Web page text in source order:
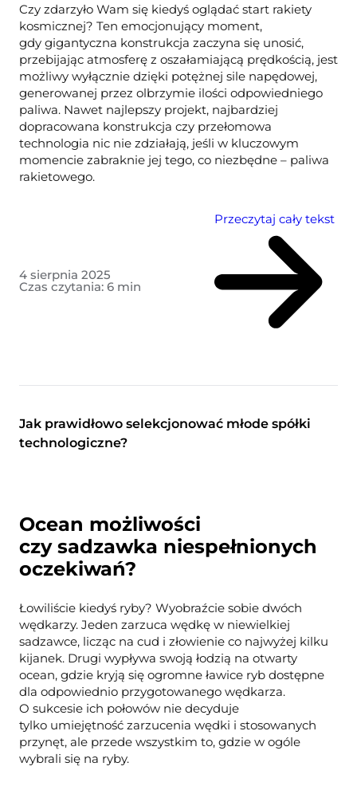
Czy zdarzyło Wam się kiedyś oglądać start rakiety
kosmicznej? Ten emocjonujący moment,
gdy gigantyczna konstrukcja zaczyna się unosić,
przebijając atmosferę z oszałamiającą prędkością, jest
możliwy wyłącznie dzięki potężnej sile napędowej,
generowanej przez olbrzymie ilości odpowiedniego
paliwa. Nawet najlepszy projekt, najbardziej
dopracowana konstrukcja czy przełomowa
technologia nic nie zdziałają, jeśli w kluczowym
momencie zabraknie jej tego, co niezbędne – paliwa
rakietowego.
4 sierpnia 2025
Czas czytania: 6 min
Przeczytaj cały tekst
Jak prawidłowo selekcjonować młode spółki
technologiczne?
Ocean możliwości
czy sadzawka niespełnionych
oczekiwań?
Łowiliście kiedyś ryby? Wyobraźcie sobie dwóch
wędkarzy. Jeden zarzuca wędkę w niewielkiej
sadzawce, licząc na cud i złowienie co najwyżej kilku
kijanek. Drugi wypływa swoją łodzią na otwarty
ocean, gdzie kryją się ogromne ławice ryb dostępne
dla odpowiednio przygotowanego wędkarza.
O sukcesie ich połowów nie decyduje
tylko umiejętność zarzucenia wędki i stosowanych
przynęt, ale przede wszystkim to, gdzie w ogóle
wybrali się na ryby.